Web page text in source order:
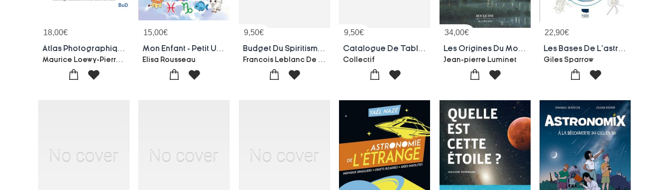
18,00€
Maurice Loewy-Pierre Puiseux
15,00€
Elisa Rousseau
9,50€
Budget Du Spiritisme Ou Exploitation De La Credulite Humaine
9,50€
Collectif
34,00€
Jean-pierre Luminet
22,90€
Giles Sparrow